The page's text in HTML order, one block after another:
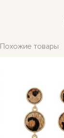
Похожие товары